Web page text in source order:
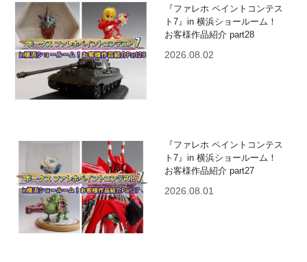
『ファレホ ペイントコンテス
ト7』in 横浜ショールーム！
お客様作品紹介 part28
2026.08.02
『ファレホ ペイントコンテス
ト7』in 横浜ショールーム！
お客様作品紹介 part27
2026.08.01